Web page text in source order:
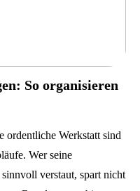
So organisieren
ordentliche Werkstatt sind
Wer seine
verstaut, spart nicht